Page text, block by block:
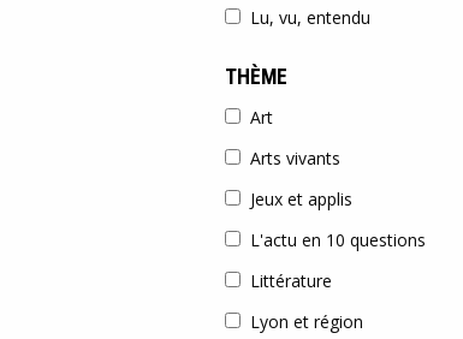
Lu, vu, entendu
THÈME
Art
Arts vivants
Jeux et applis
L'actu en 10 questions
Littérature
Lyon et région